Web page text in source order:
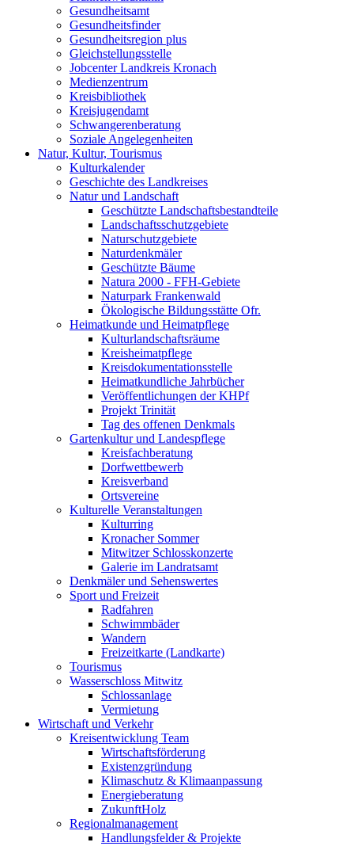
Gesundheitsamt
Gesundheitsfinder
Gesundheitsregion plus
Gleichstellungsstelle
Jobcenter Landkreis Kronach
Medienzentrum
Kreisbibliothek
Kreisjugendamt
Schwangerenberatung
Soziale Angelegenheiten
Natur, Kultur, Tourismus
Kulturkalender
Geschichte des Landkreises
Natur und Landschaft
Geschützte Landschaftsbestandteile
Landschaftsschutzgebiete
Naturschutzgebiete
Naturdenkmäler
Geschützte Bäume
Natura 2000 - FFH-Gebiete
Naturpark Frankenwald
Ökologische Bildungsstätte Ofr.
Heimatkunde und Heimatpflege
Kulturlandschaftsräume
Kreisheimatpflege
Kreisdokumentationsstelle
Heimatkundliche Jahrbücher
Veröffentlichungen der KHPf
Projekt Trinität
Tag des offenen Denkmals
Gartenkultur und Landespflege
Kreisfachberatung
Dorfwettbewerb
Kreisverband
Ortsvereine
Kulturelle Veranstaltungen
Kulturring
Kronacher Sommer
Mitwitzer Schlosskonzerte
Galerie im Landratsamt
Denkmäler und Sehenswertes
Sport und Freizeit
Radfahren
Schwimmbäder
Wandern
Freizeitkarte (Landkarte)
Tourismus
Wasserschloss Mitwitz
Schlossanlage
Vermietung
Wirtschaft und Verkehr
Kreisentwicklung Team
Wirtschaftsförderung
Existenzgründung
Klimaschutz & Klimaanpassung
Energieberatung
ZukunftHolz
Regionalmanagement
Handlungsfelder & Projekte